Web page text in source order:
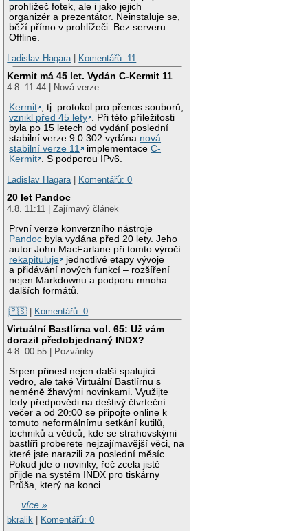
prohlížeč fotek, ale i jako jejich
organizér a prezentátor. Neinstaluje se,
běží přímo v prohlížeči. Bez serveru.
Offline.
Ladislav Hagara | Komentářů: 11
Kermit má 45 let. Vydán C-Kermit 11
4.8. 11:44 | Nová verze
Kermit , tj. protokol pro přenos souborů,
vznikl před 45 lety . Při této příležitosti
byla po 15 letech od vydání poslední
stabilní verze 9.0.302 vydána nová
stabilní verze 11
implementaceC-
Kermit . S podporou IPv6.
Ladislav Hagara | Komentářů: 0
20 let Pandoc
4.8. 11:11 | Zajímavý článek
První verze konverzního nástroje
Pandoc byla vydána před 20 lety. Jeho
autor John MacFarlane při tomto výročí
rekapituluje
jednotlivé etapy vývoje
a přidávání nových funkcí – rozšíření
nejen Markdownu a podporu mnoha
dalších formátů.
|🇵🇸 | Komentářů: 0
Virtuální Bastlírna vol. 65: Už vám
dorazil předobjednaný INDX?
4.8. 00:55 | Pozvánky
Srpen přinesl nejen další spalující
vedro, ale také Virtuální Bastlírnu s
neméně žhavými novinkami. Využijte
tedy předpovědi na deštivý čtvrteční
večer a od 20:00 se připojte online k
tomuto neformálnímu setkání kutilů,
techniků a vědců, kde se strahovskými
bastlíři proberete nejzajímavější věci, na
které jste narazili za poslední měsíc.
Pokud jde o novinky, řeč zcela jistě
přijde na systém INDX pro tiskárny
Průša, který na konci
…více »
bkralik
Komentářů: 0